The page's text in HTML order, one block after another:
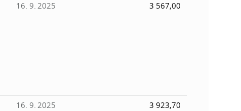
V
16. 9. 2025 3 567,00
16. 9. 2025 3 923,70